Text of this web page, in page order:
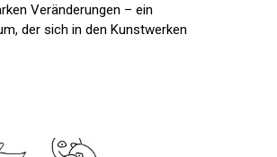
Veränderungen – ein
der sich in den Kunstwerken
vom Mittelalter bis zu
Dom Museum Wien bietet die